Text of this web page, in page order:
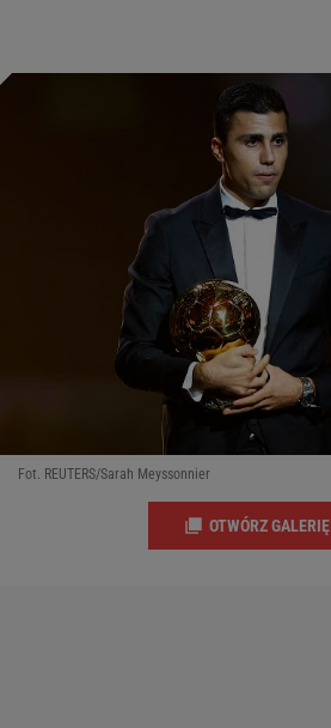
Fot. REUTERS/Sarah Meyssonnier
OTWÓRZ GALERIĘ